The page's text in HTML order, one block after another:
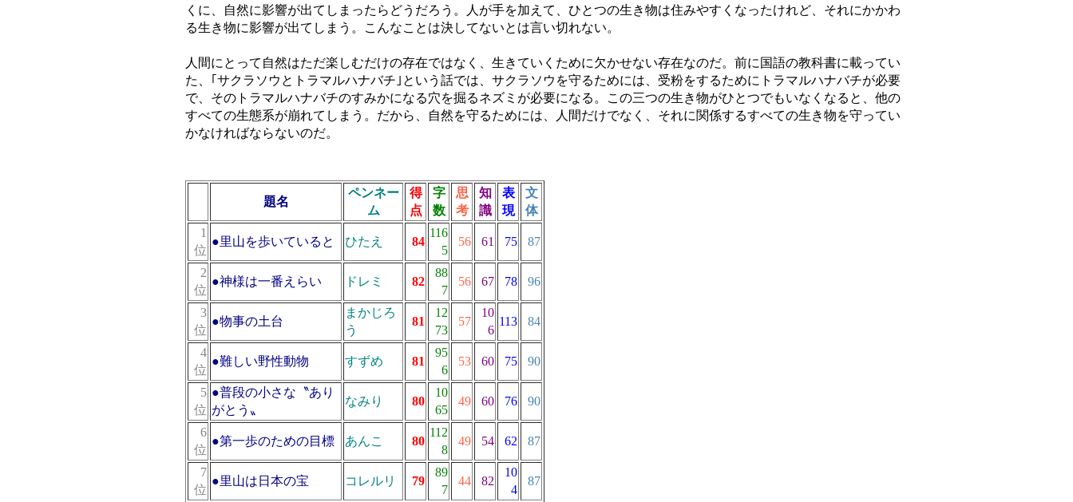
くに、自然に影響が出てしまったらどうだろう。人が手を加えて、ひとつの生き物は住みやすくなったけれど、それにかかわ
る生き物に影響が出てしまう。こんなことは決してないとは言い切れない。
人間にとって自然はただ楽しむだけの存在ではなく、生きていくために欠かせない存在なのだ。前に国語の教科書に載ってい
た、｢サクラソウとトラマルハナバチ｣という話では、サクラソウを守るためには、受粉をするためにトラマルハナバチが必要
で、そのトラマルハナバチのすみかになる穴を掘るネズミが必要になる。この三つの生き物がひとつでもいなくなると、他の
すべての生態系が崩れてしまう。だから、自然を守るためには、人間だけでなく、それに関係するすべての生き物を守ってい
かなければならないのだ。
題名
ペンネー
ム
得
点
字
数
思
考
知
識
表
現
文
体
1
位
●里山を歩いていると ひたえ 84
116
5
56 61 75 87
2
位
●神様は一番えらい ドレミ 82
88
7
56 67 78 96
3
位
●物事の土台
まかじろ
う
81
12
73
57
10
6
113 84
4
位
●難しい野性動物 すずめ 81
95
6
53 60 75 90
5
位
●普段の小さな〝あり
がとう〟
なみり 80
10
65
49 60 76 90
6
位
●第一歩のための目標 あんこ 80
112
8
49 54 62 87
7
位
●里山は日本の宝 コレルリ 79
89
7
44 82
10
4
87